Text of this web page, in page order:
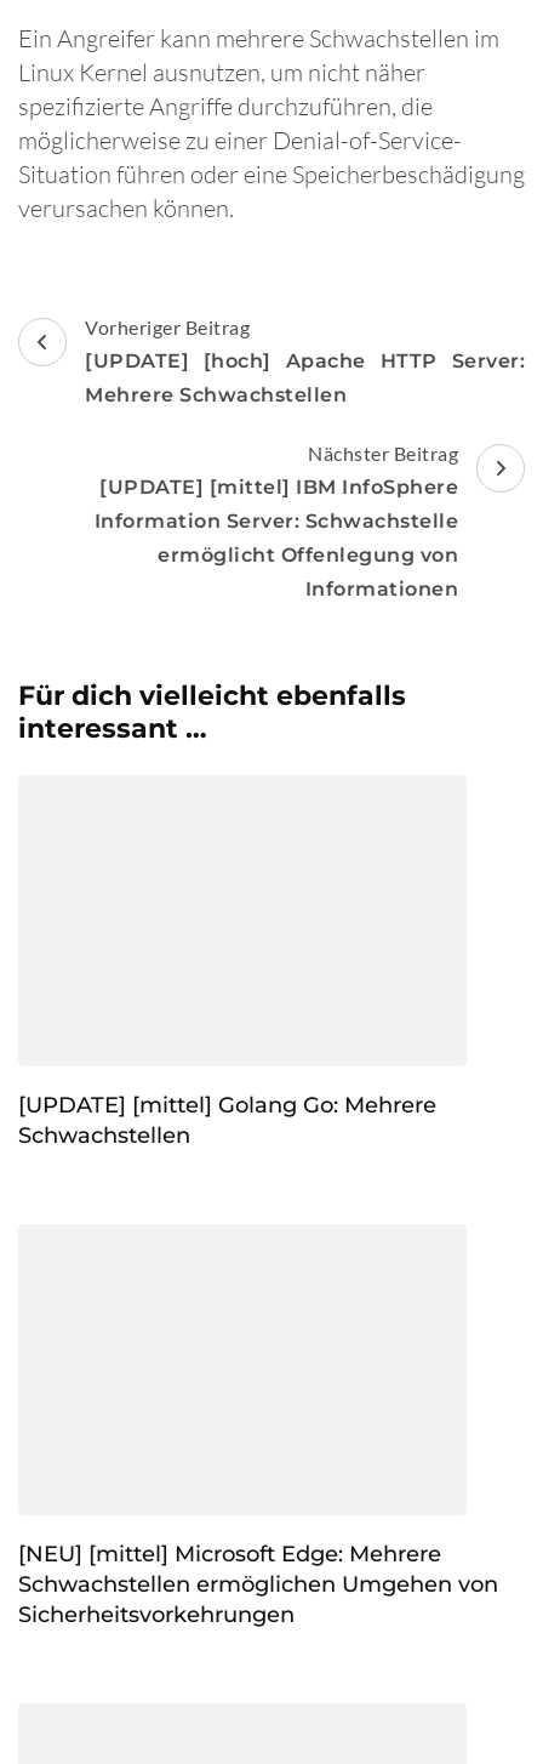
Ein Angreifer kann mehrere Schwachstellen im
Linux Kernel ausnutzen, um nicht näher
spezifizierte Angriffe durchzuführen, die
möglicherweise zu einer Denial-of-Service-
Situation führen oder eine Speicherbeschädigung
verursachen können.
Beitragsnavigation
Vorheriger Beitrag
[UPDATE] [hoch] Apache HTTP Server:
Mehrere Schwachstellen
Nächster Beitrag
[UPDATE] [mittel] IBM InfoSphere
Information Server: Schwachstelle
ermöglicht Offenlegung von
Informationen
Für dich vielleicht ebenfalls
interessant …
[UPDATE] [mittel] Golang Go: Mehrere
Schwachstellen
[NEU] [mittel] Microsoft Edge: Mehrere
Schwachstellen ermöglichen Umgehen von
Sicherheitsvorkehrungen